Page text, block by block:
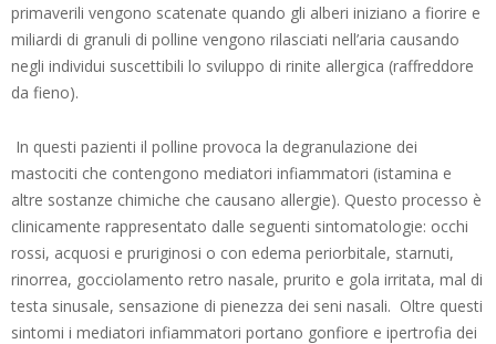
primaverili vengono scatenate quando gli alberi iniziano a fiorire e
miliardi di granuli di polline vengono rilasciati nell’aria causando
negli individui suscettibili lo sviluppo di rinite allergica (raffreddore
da fieno).
In questi pazienti il polline provoca la degranulazione dei
mastociti che contengono mediatori infiammatori (istamina e
altre sostanze chimiche che causano allergie). Questo processo è
clinicamente rappresentato dalle seguenti sintomatologie: occhi
rossi, acquosi e pruriginosi o con edema periorbitale, starnuti,
rinorrea, gocciolamento retro nasale, prurito e gola irritata, mal di
testa sinusale, sensazione di pienezza dei seni nasali. Oltre questi
sintomi i mediatori infiammatori portano gonfiore e ipertrofia dei